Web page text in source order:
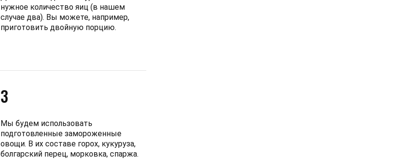
нужное количество яиц (в нашем
случае два). Вы можете, например,
приготовить двойную порцию.
3
Мы будем использовать
подготовленные замороженные
овощи. В их составе горох, кукуруза,
болгарский перец, морковка, спаржа.